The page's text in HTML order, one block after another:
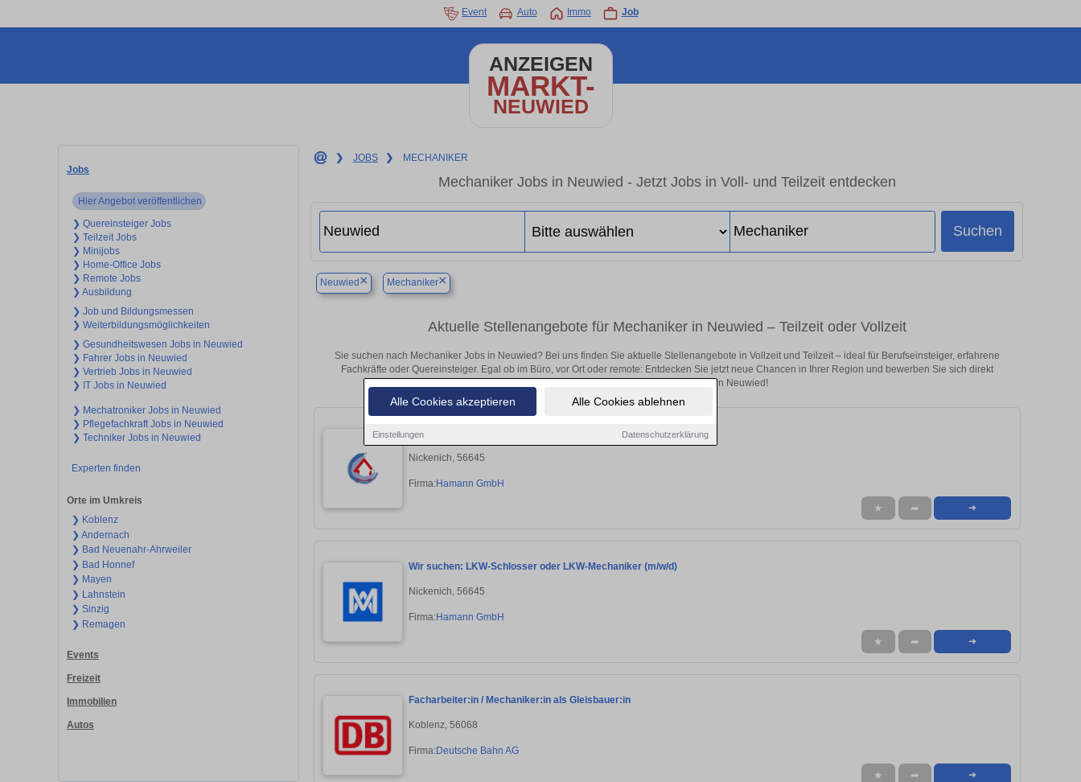
Alle Cookies akzeptieren Alle Cookies ablehnen
Einstellungen Datenschutzerklärung
Event Auto Immo Job
ANZEIGEN
MARKT-
NEUWIED
Jobs
Hier Angebot veröffentlichen
❯ Quereinsteiger Jobs
❯ Teilzeit Jobs
❯ Minijobs
❯ Home-Office Jobs
❯ Remote Jobs
❯ Ausbildung
❯ Job und Bildungsmessen
❯ Weiterbildungsmöglichkeiten
❯ Gesundheitswesen Jobs in Neuwied
❯ Fahrer Jobs in Neuwied
❯ Vertrieb Jobs in Neuwied
❯ IT Jobs in Neuwied
❯ Mechatroniker Jobs in Neuwied
❯ Pflegefachkraft Jobs in Neuwied
❯ Techniker Jobs in Neuwied
Experten finden
Orte im Umkreis
❯ Koblenz
❯ Andernach
❯ Bad Neuenahr-Ahrweiler
❯ Bad Honnef
❯ Mayen
❯ Lahnstein
❯ Sinzig
❯ Remagen
Events
Freizeit
Immobilien
Autos
❯ JOBS ❯ MECHANIKER
Mechaniker Jobs in Neuwied - Jetzt Jobs in Voll- und Teilzeit entdecken
Suchen
Neuwied × Mechaniker×
Aktuelle Stellenangebote für Mechaniker in Neuwied – Teilzeit oder Vollzeit
Sie suchen nach Mechaniker Jobs in Neuwied? Bei uns finden Sie aktuelle Stellenangebote in Vollzeit und Teilzeit – ideal für Berufseinsteiger, erfahrene
Fachkräfte oder Quereinsteiger. Egal ob im Büro, vor Ort oder remote: Entdecken Sie jetzt neue Chancen in Ihrer Region und bewerben Sie sich direkt
auf passende Mechaniker-Stellen in Neuwied!
LKW-Schlosser oder LKW-Mechaniker (m/w/d)
Nickenich, 56645
Firma:Hamann GmbH
★ ➦ ➜
Wir suchen: LKW-Schlosser oder LKW-Mechaniker (m/w/d)
Nickenich, 56645
Firma:Hamann GmbH
★ ➦ ➜
Facharbeiter:in / Mechaniker:in als Gleisbauer:in
Koblenz, 56068
Firma:Deutsche Bahn AG
★ ➦ ➜